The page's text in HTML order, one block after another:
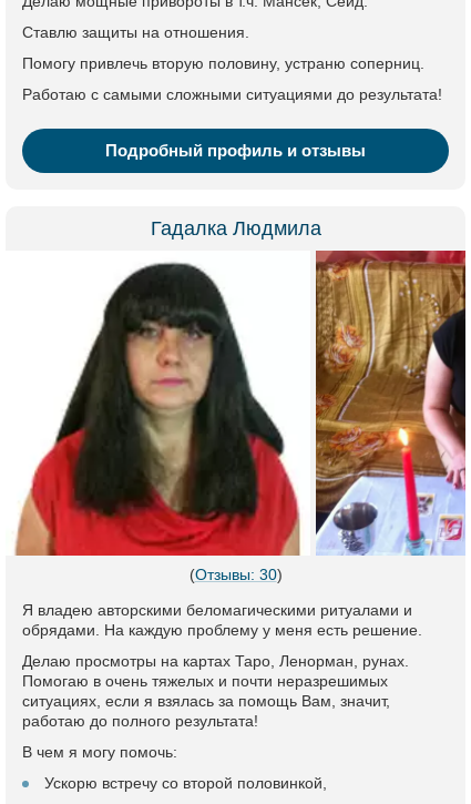
Ставлю защиты на отношения.
Помогу привлечь вторую половину, устраню соперниц.
Работаю с самыми сложными ситуациями до результата!
Подробный профиль и отзывы
Гадалка Людмила
(Отзывы: 30)
Я владею авторскими беломагическими ритуалами и
обрядами. На каждую проблему у меня есть решение.
Делаю просмотры на картах Таро, Ленорман, рунах.
Помогаю в очень тяжелых и почти неразрешимых
ситуациях, если я взялась за помощь Вам, значит,
работаю до полного результата!
В чем я могу помочь:
Ускорю встречу со второй половинкой,